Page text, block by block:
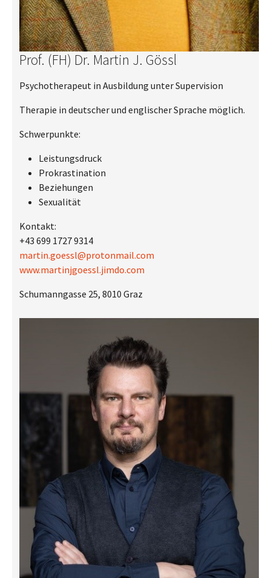
Prof. (FH) Dr. Martin J. Gössl
Psychotherapeut in Ausbildung unter Supervision
Therapie in deutscher und englischer Sprache möglich.
Schwerpunkte:
Leistungsdruck
Prokrastination
Beziehungen
Sexualität
Kontakt:
+43 699 1727 9314
martin.goessl@protonmail.com
www.martinjgoessl.jimdo.com
Schumanngasse 25, 8010 Graz